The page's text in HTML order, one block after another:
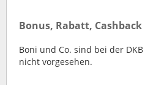
Bonus, Rabatt, Cashback
Boni und Co. sind bei der
nicht vorgesehen.